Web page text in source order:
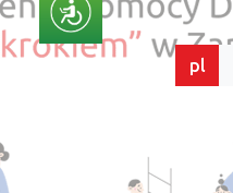
pl